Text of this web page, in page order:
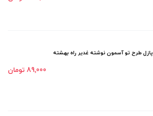
پازل طرح تو آسمون نوشته غدیر راه بهشته
89٬000 تومان